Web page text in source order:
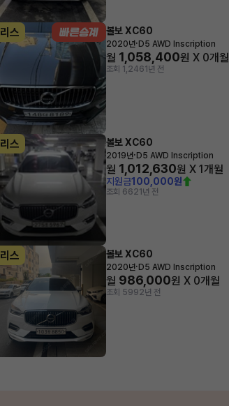
리스 볼보 XC60
2020년· D5 AWD Inscription
월 1,058,400원 X 0개월
조회 1,2461년 전
리스 볼보 XC60
2019년· D5 AWD Inscription
월 1,012,630원 X 1개월
지원금100,000원
조회 6621년 전
리스 볼보 XC60
2020년· D5 AWD Inscription
월 986,000원 X 0개월
조회 5992년 전